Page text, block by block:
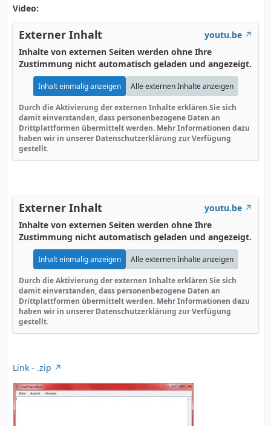
Video:
Externer Inhalt
youtu.be
Inhalte von externen Seiten werden ohne Ihre
Zustimmung nicht automatisch geladen und angezeigt.
Inhalt einmalig anzeigen Alle externen Inhalte anzeigen
Durch die Aktivierung der externen Inhalte erklären Sie sich
damit einverstanden, dass personenbezogene Daten an
Drittplattformen übermittelt werden. Mehr Informationen dazu
haben wir in unserer Datenschutzerklärung zur Verfügung
gestellt.
Externer Inhalt
youtu.be
Inhalte von externen Seiten werden ohne Ihre
Zustimmung nicht automatisch geladen und angezeigt.
Inhalt einmalig anzeigen Alle externen Inhalte anzeigen
Durch die Aktivierung der externen Inhalte erklären Sie sich
damit einverstanden, dass personenbezogene Daten an
Drittplattformen übermittelt werden. Mehr Informationen dazu
haben wir in unserer Datenschutzerklärung zur Verfügung
gestellt.
Link - .zip